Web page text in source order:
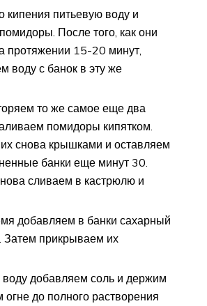
кипения питьевую воду и
После того, как они
протяжении 15-20 минут,
воду с банок в эту же
то же самое еще два
помидоры кипятком.
снова крышками и оставляем
банки еще минут 30.
сливаем в кастрюлю и
добавляем в банки сахарный
Затем прикрываем их
добавляем соль и держим
огне до полного растворения